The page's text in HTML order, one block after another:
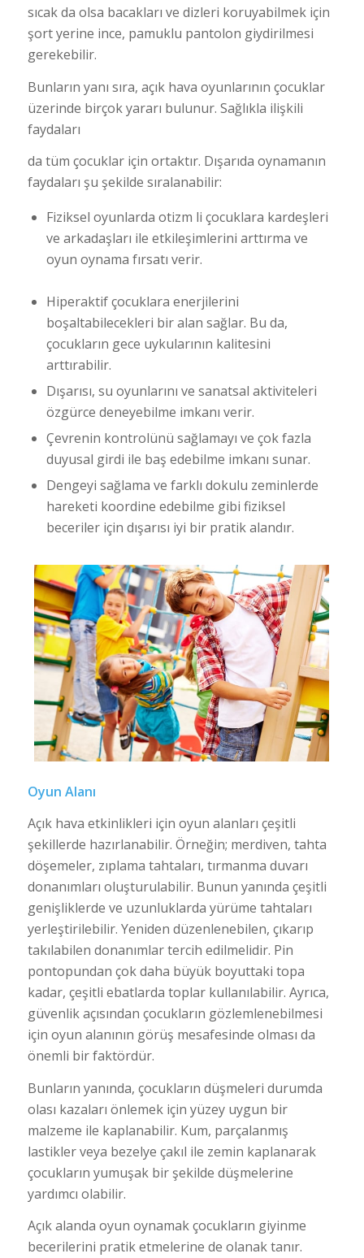
sıcak da olsa bacakları ve dizleri koruyabilmek için
şort yerine ince, pamuklu pantolon giydirilmesi
gerekebilir.
Bunların yanı sıra, açık hava oyunlarının çocuklar
üzerinde birçok yararı bulunur. Sağlıkla ilişkili
faydaları
da tüm çocuklar için ortaktır. Dışarıda oynamanın
faydaları şu şekilde sıralanabilir:
Fiziksel oyunlarda otizm li çocuklara kardeşleri
ve arkadaşları ile etkileşimlerini arttırma ve
oyun oynama fırsatı verir.
Hiperaktif çocuklara enerjilerini
boşaltabilecekleri bir alan sağlar. Bu da,
çocukların gece uykularının kalitesini
arttırabilir.
Dışarısı, su oyunlarını ve sanatsal aktiviteleri
özgürce deneyebilme imkanı verir.
Çevrenin kontrolünü sağlamayı ve çok fazla
duyusal girdi ile baş edebilme imkanı sunar.
Dengeyi sağlama ve farklı dokulu zeminlerde
hareketi koordine edebilme gibi fiziksel
beceriler için dışarısı iyi bir pratik alandır.
Oyun Alanı
Açık hava etkinlikleri için oyun alanları çeşitli
şekillerde hazırlanabilir. Örneğin; merdiven, tahta
döşemeler, zıplama tahtaları, tırmanma duvarı
donanımları oluşturulabilir. Bunun yanında çeşitli
genişliklerde ve uzunluklarda yürüme tahtaları
yerleştirilebilir. Yeniden düzenlenebilen, çıkarıp
takılabilen donanımlar tercih edilmelidir. Pin
pontopundan çok daha büyük boyuttaki topa
kadar, çeşitli ebatlarda toplar kullanılabilir. Ayrıca,
güvenlik açısından çocukların gözlemlenebilmesi
için oyun alanının görüş mesafesinde olması da
önemli bir faktördür.
Bunların yanında, çocukların düşmeleri durumda
olası kazaları önlemek için yüzey uygun bir
malzeme ile kaplanabilir. Kum, parçalanmış
lastikler veya bezelye çakıl ile zemin kaplanarak
çocukların yumuşak bir şekilde düşmelerine
yardımcı olabilir.
Açık alanda oyun oynamak çocukların giyinme
becerilerini pratik etmelerine de olanak tanır.